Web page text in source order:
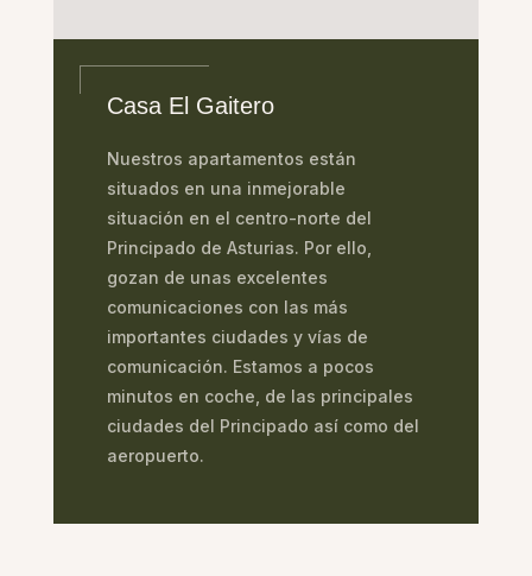
Casa El Gaitero
Nuestros apartamentos están
situados en una inmejorable
situación en el centro-norte del
Principado de Asturias. Por ello,
gozan de unas excelentes
comunicaciones con las más
importantes ciudades y vías de
comunicación. Estamos a pocos
minutos en coche, de las principales
ciudades del Principado así como del
aeropuerto.